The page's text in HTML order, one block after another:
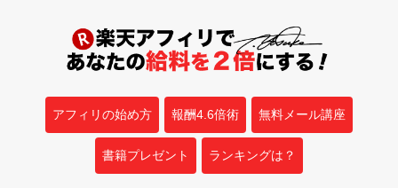
アフィリの始め方 報酬4.6倍術 無料メール講座
書籍プレゼント ランキングは？